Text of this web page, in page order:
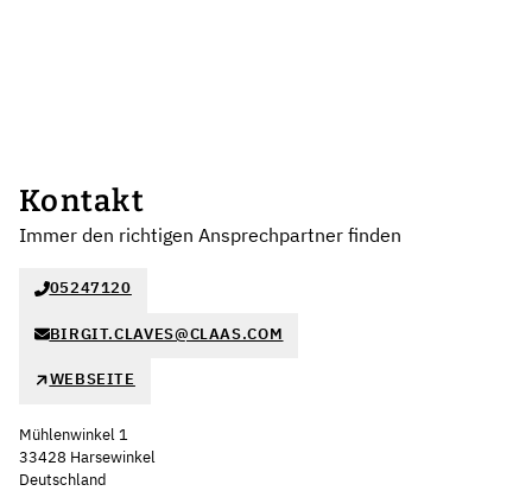
Kontakt
Immer den richtigen Ansprechpartner finden
05247120
BIRGIT.CLAVES@CLAAS.COM
WEBSEITE
Mühlenwinkel 1
33428 Harsewinkel
Deutschland